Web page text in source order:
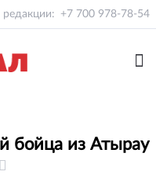
редакции: +7 700 978-78-54
бойца из Атырау